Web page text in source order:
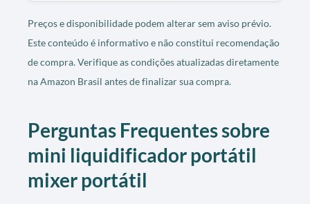
Preços e disponibilidade podem alterar sem aviso prévio.
Este conteúdo é informativo e não constitui recomendação
de compra. Verifique as condições atualizadas diretamente
na Amazon Brasil antes de finalizar sua compra.
Perguntas Frequentes sobre
mini liquidificador portátil
mixer portátil